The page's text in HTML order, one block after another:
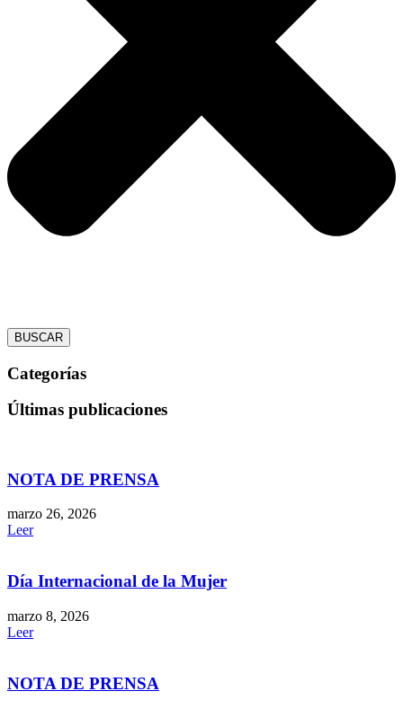
BUSCAR
Categorías
Últimas publicaciones
NOTA DE PRENSA
marzo 26, 2026
Leer
Día Internacional de la Mujer
marzo 8, 2026
Leer
NOTA DE PRENSA